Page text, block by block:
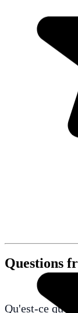
Questions
Qu'est-ce